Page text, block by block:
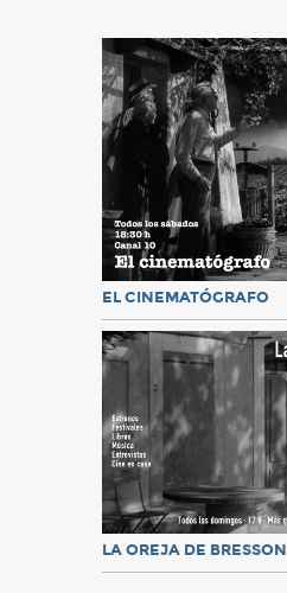
EL CINEMATÓGRAFO
LA OREJA DE BRESSON